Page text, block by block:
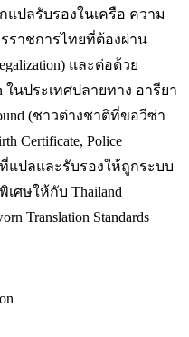
แปลรับรองในเครือ ความ
ราชการไทยที่ต้องผ่าน
และต่อด้วย
ในประเทศปลายทาง อารียา
(ชาวต่างชาติที่ขอวีซ่า
Certificate, Police
ที่แปลและรับรองให้ถูกระบบ
ศษให้กับ Thailand
Translation Standards